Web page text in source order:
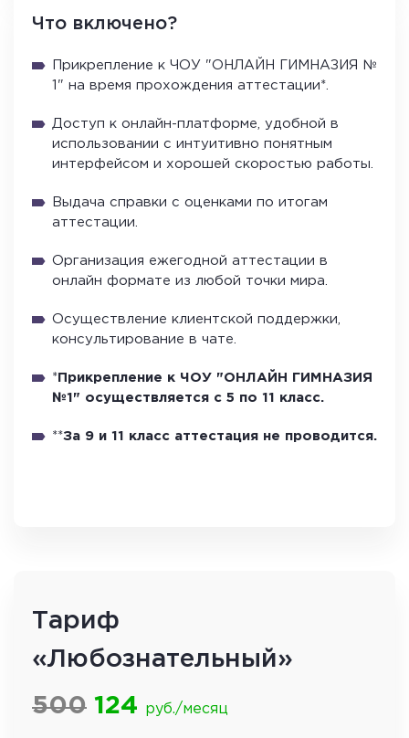
Что включено?
Прикрепление к ЧОУ "ОНЛАЙН ГИМНАЗИЯ №
1" на время прохождения аттестации*.
Доступ к онлайн-платформе, удобной в
использовании с интуитивно понятным
интерфейсом и хорошей скоростью работы.
Выдача справки с оценками по итогам
аттестации.
Организация ежегодной аттестации в
онлайн формате из любой точки мира.
Осуществление клиентской поддержки,
консультирование в чате.
* Прикрепление к ЧОУ "ОНЛАЙН ГИМНАЗИЯ
№1" осуществляется с 5 по 11 класс.
**За 9 и 11 класс аттестация не проводится.
Тариф
«Любознательный»
500 124 руб./месяц